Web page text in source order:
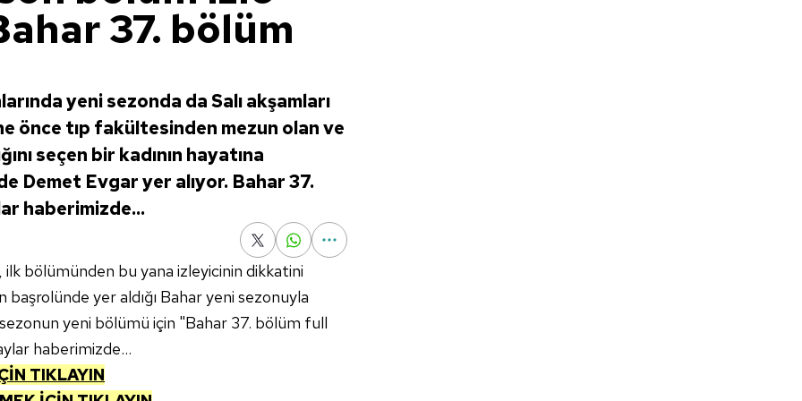
37. bölüm
yeni sezonda da Salı akşamları
önce tıp fakültesinden mezun olan ve
seçen bir kadının hayatına
Demet Evgar yer alıyor. Bahar 37.
haberimizde...
ilk bölümünden bu yana izleyicinin dikkatini
başrolünde yer aldığı Bahar yeni sezonuyla
yeni bölümü için "Bahar 37. bölüm full
haberimizde...
TIKLAYIN